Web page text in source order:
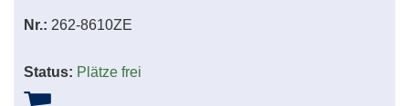
Nr.: 262-8610ZE
Status: Plätze frei